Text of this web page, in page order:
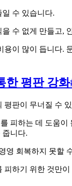
수 있습니다.
수 없게 만들고,
이 많이 듭니다.
한 평판 강화
판이 무너질 수
피하는 데 도움
줍니다.
영 회복하지 못할
하기 위한 것만